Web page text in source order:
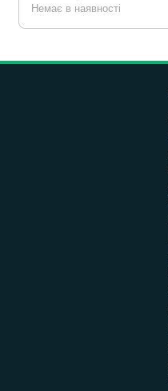
Немає в наявності